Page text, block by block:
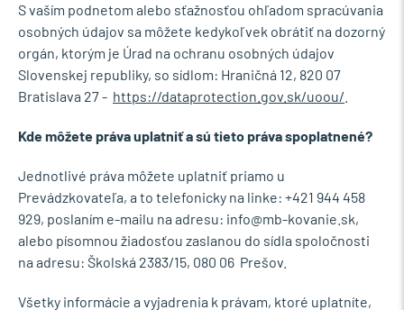
S vaším podnetom alebo sťažnosťou ohľadom spracúvania
osobných údajov sa môžete kedykoľvek obrátiť na dozorný
orgán, ktorým je Úrad na ochranu osobných údajov
Slovenskej republiky, so sídlom: Hraničná 12, 820 07
Bratislava 27 - https://dataprotection.gov.sk/uoou/
Kde môžete práva uplatniť a sú tieto práva spoplatnené?
Jednotlivé práva môžete uplatniť priamo u
Prevádzkovateľa, a to telefonicky na linke: +421 944 458
929, poslaním e-mailu na adresu: info@mb-kovanie.sk,
alebo písomnou žiadosťou zaslanou do sídla spoločnosti
na adresu: Školská 2383/15, 080 06 Prešov.
Všetky informácie a vyjadrenia k právam, ktoré uplatníte,